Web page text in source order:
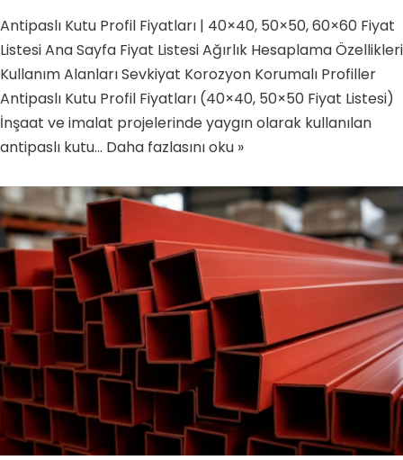
Antipaslı Kutu Profil Fiyatları | 40×40, 50×50, 60×60 Fiyat
Listesi Ana Sayfa Fiyat Listesi Ağırlık Hesaplama Özellikleri
Kullanım Alanları Sevkiyat Korozyon Korumalı Profiller
Antipaslı Kutu Profil Fiyatları (40×40, 50×50 Fiyat Listesi)
İnşaat ve imalat projelerinde yaygın olarak kullanılan
antipaslı kutu… Daha fazlasını oku »